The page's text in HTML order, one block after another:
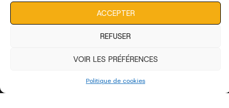
ACCEPTER
REFUSER
VOIR LES PRÉFÉRENCES
Politique de cookies
Contactez-nous
NEWSLETTER
Suivez-nous !